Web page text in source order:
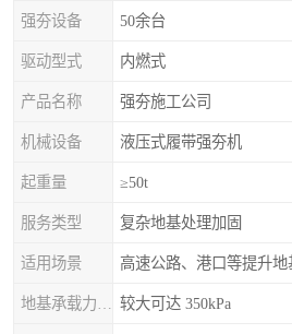
强夯设备 50余台
驱动型式 内燃式
产品名称 强夯施工公司
机械设备 液压式履带强夯机
起重量 ≥50t
服务类型 复杂地基处理加固
适用场景 高速公路、港口等提升地
较大可达 350kPa